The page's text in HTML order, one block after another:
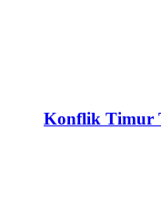
Konflik Timur